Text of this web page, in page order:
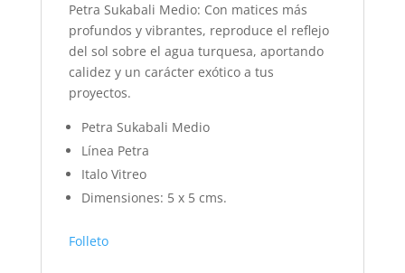
Petra Sukabali Medio: Con matices más
profundos y vibrantes, reproduce el reflejo
del sol sobre el agua turquesa, aportando
calidez y un carácter exótico a tus
proyectos.
Petra Sukabali Medio
Línea Petra
Italo Vitreo
Dimensiones: 5 x 5 cms.
Folleto